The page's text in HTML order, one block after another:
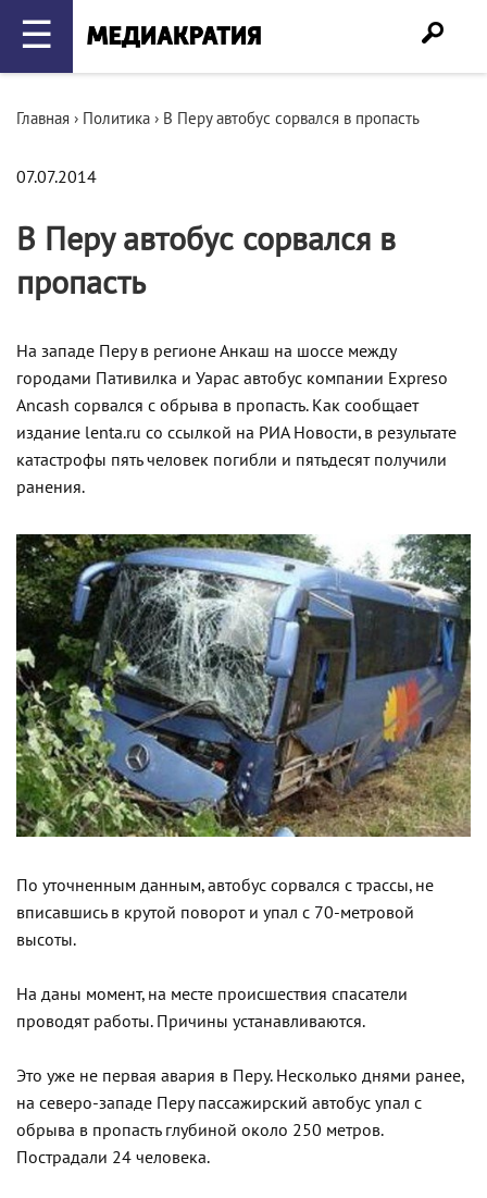
☰
Главная › Политика › В Перу автобус сорвался в пропасть
07.07.2014
В Перу автобус сорвался в
пропасть
На западе Перу в регионе Анкаш на шоссе между
городами Пативилка и Уарас автобус компании Expreso
Аncash сорвался с обрыва в пропасть. Как сообщает
издание lenta.ru со ссылкой на РИА Новости, в результате
катастрофы пять человек погибли и пятьдесят получили
ранения.
По уточненным данным, автобус сорвался с трассы, не
вписавшись в крутой поворот и упал с 70-метровой
высоты.
На даны момент, на месте происшествия спасатели
проводят работы. Причины устанавливаются.
Это уже не первая авария в Перу. Несколько днями ранее,
на северо-западе Перу пассажирский автобус упал с
обрыва в пропасть глубиной около 250 метров.
Пострадали 24 человека.